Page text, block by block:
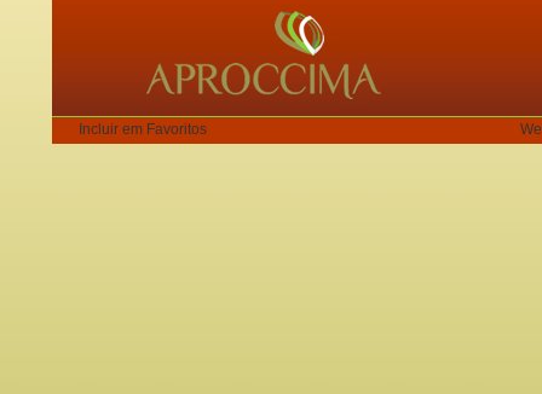
Incluir em Favoritos